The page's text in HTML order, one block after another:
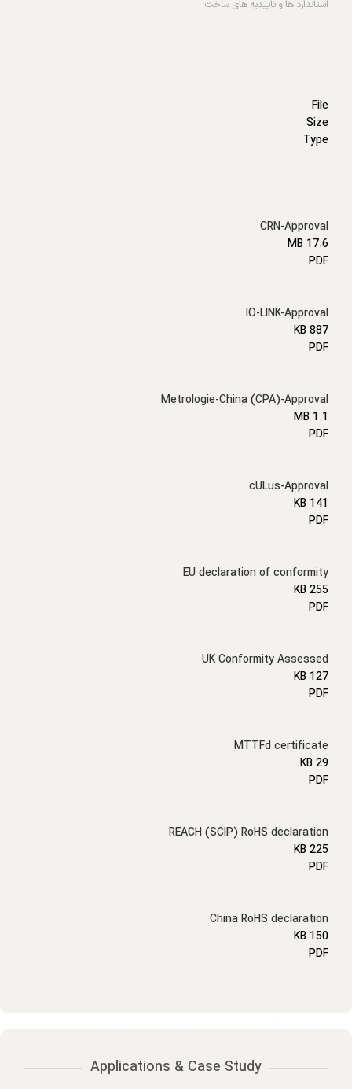
استاندارد ها و تاییدیه های ساخت
File
Size
Type
CRN-Approval
17.6 MB
PDF
IO-LINK-Approval
887 KB
PDF
Metrologie-China (CPA)-Approval
1.1 MB
PDF
cULus-Approval
141 KB
PDF
EU declaration of conformity
255 KB
PDF
UK Conformity Assessed
127 KB
PDF
MTTFd certificate
29 KB
PDF
REACH (SCIP) RoHS declaration
225 KB
PDF
China RoHS declaration
150 KB
PDF
Applications & Case Study